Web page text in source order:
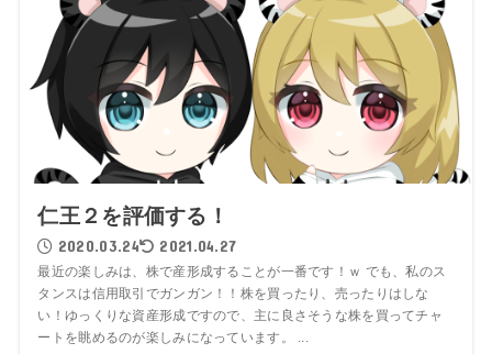
仁王２を評価する！
2020.03.24 2021.04.27
最近の楽しみは、株で産形成することが一番です！ｗ でも、私のス
タンスは信用取引でガンガン！！株を買ったり、売ったりはしな
い！ゆっくりな資産形成ですので、主に良さそうな株を買ってチャ
ートを眺めるのが楽しみになっています。 ...